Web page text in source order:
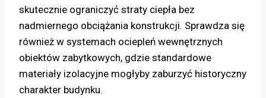
skutecznie ograniczyć straty ciepła bez
nadmiernego obciążania konstrukcji. Sprawdza się
również w systemach ociepleń wewnętrznych
obiektów zabytkowych, gdzie standardowe
materiały izolacyjne mogłyby zaburzyć historyczny
charakter budynku.